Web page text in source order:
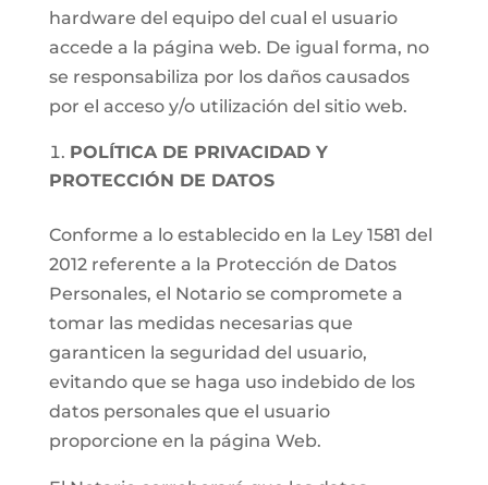
hardware del equipo del cual el usuario
accede a la página web. De igual forma, no
se responsabiliza por los daños causados
por el acceso y/o utilización del sitio web.
POLÍTICA DE PRIVACIDAD Y
PROTECCIÓN DE DATOS
Conforme a lo establecido en la Ley 1581 del
2012 referente a la Protección de Datos
Personales, el Notario se compromete a
tomar las medidas necesarias que
garanticen la seguridad del usuario,
evitando que se haga uso indebido de los
datos personales que el usuario
proporcione en la página Web.